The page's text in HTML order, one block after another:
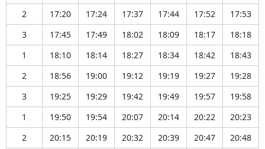
2
17:20 17:24 17:37 17:44 17:52
17:53
3
17:45 17:49 18:02 18:09 18:17
18:18
1
18:10 18:14 18:27 18:34 18:42
18:43
2
18:56 19:00 19:12 19:19 19:27
19:28
3
19:25 19:29 19:42 19:49 19:57
19:58
1
19:50 19:54 20:07 20:14 20:22
20:23
2
20:15 20:19 20:32 20:39 20:47
20:48